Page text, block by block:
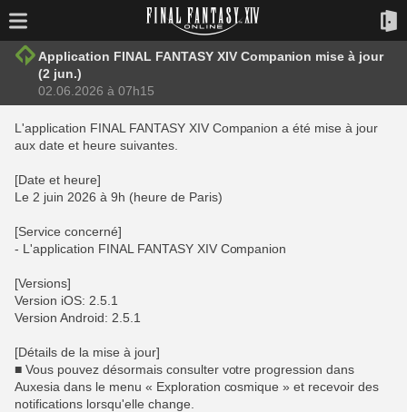
Application FINAL FANTASY XIV Companion mise à jour
(2 jun.)
02.06.2026 à 07h15
L'application FINAL FANTASY XIV Companion a été mise à jour
aux date et heure suivantes.
[Date et heure]
Le 2 juin 2026 à 9h (heure de Paris)
[Service concerné]
- L'application FINAL FANTASY XIV Companion
[Versions]
Version iOS: 2.5.1
Version Android: 2.5.1
[Détails de la mise à jour]
■ Vous pouvez désormais consulter votre progression dans
Auxesia dans le menu « Exploration cosmique » et recevoir des
notifications lorsqu'elle change.